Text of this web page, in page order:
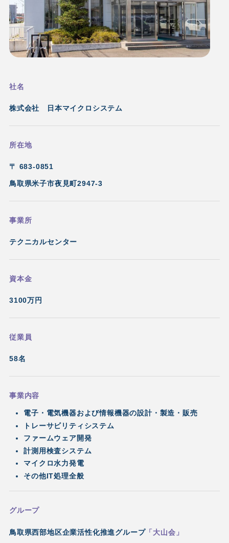
社名
株式会社 日本マイクロシステム
所在地
〒 683-0851
鳥取県米子市夜見町2947-3
事業所
テクニカルセンター
資本金
3100万円
従業員
58名
事業内容
電子・電気機器および情報機器の設計・製造・販売
トレーサビリティシステム
ファームウェア開発
計測用検査システム
マイクロ水力発電
その他IT処理全般
グループ
鳥取県西部地区企業活性化推進グループ「大山会」